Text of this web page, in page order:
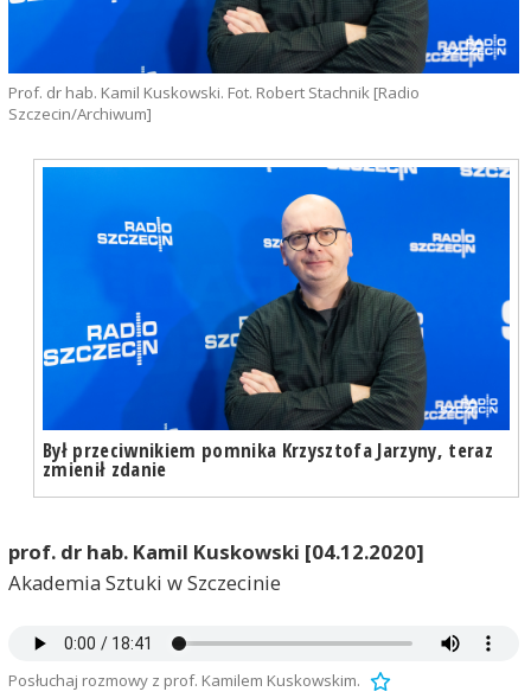
Prof. dr hab. Kamil Kuskowski. Fot. Robert Stachnik [Radio
Szczecin/Archiwum]
Był przeciwnikiem pomnika Krzysztofa Jarzyny, teraz
zmienił zdanie
prof. dr hab. Kamil Kuskowski [04.12.2020]
Akademia Sztuki w Szczecinie
Posłuchaj rozmowy z prof. Kamilem Kuskowskim.